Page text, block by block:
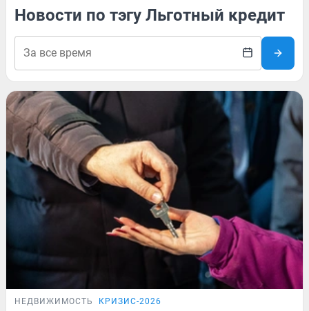
Новости по тэгу Льготный кредит
НЕДВИЖИМОСТЬ КРИЗИС-2026